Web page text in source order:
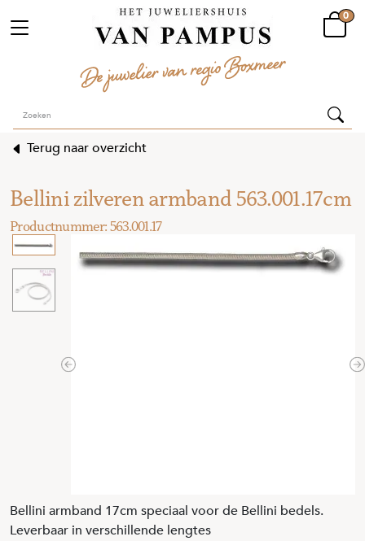
0
Terug naar overzicht
Bellini zilveren armband 563.001.17cm
Previous
Bellini armband 17cm speciaal voor de Bellini bedels.
Leverbaar in verschillende lengtes